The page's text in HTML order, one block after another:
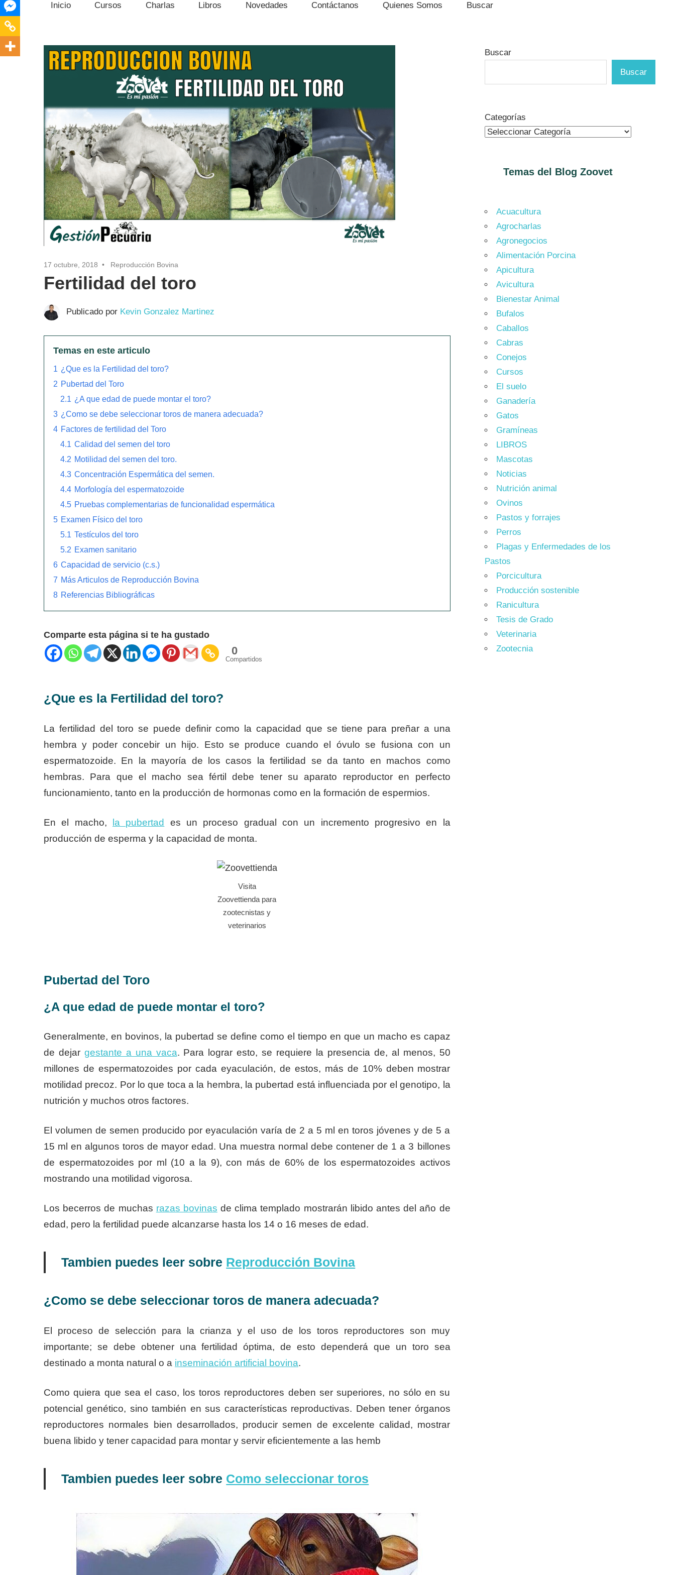
Inicio Cursos Charlas Libros Novedades Contáctanos Quienes Somos Buscar
17 octubre, 2018 Reproducción Bovina
Fertilidad del toro
Publicado por Kevin Gonzalez Martinez
Temas en este articulo
1 ¿Que es la Fertilidad del toro?
2 Pubertad del Toro
2.1 ¿A que edad de puede montar el toro?
3 ¿Como se debe seleccionar toros de manera adecuada?
4 Factores de fertilidad del Toro
4.1 Calidad del semen del toro
4.2 Motilidad del semen del toro.
4.3 Concentración Espermática del semen.
4.4 Morfología del espermatozoide
4.5 Pruebas complementarias de funcionalidad espermática
5 Examen Físico del toro
5.1 Testículos del toro
5.2 Examen sanitario
6 Capacidad de servicio (c.s.)
7 Más Articulos de Reproducción Bovina
8 Referencias Bibliográficas
Comparte esta página si te ha gustado
0
Compartidos
¿Que es la Fertilidad del toro?
La fertilidad del toro se puede definir como la capacidad que se tiene para preñar a una
hembra y poder concebir un hijo. Esto se produce cuando el óvulo se fusiona con un
espermatozoide. En la mayoría de los casos la fertilidad se da tanto en machos como
hembras. Para que el macho sea fértil debe tener su aparato reproductor en perfecto
funcionamiento, tanto en la producción de hormonas como en la formación de espermios.
En el macho, la pubertad
es un proceso gradual con un incremento progresivo en la
producción de esperma y la capacidad de monta.
Visita
Zoovettienda para
zootecnistas y
veterinarios
Pubertad del Toro
¿A que edad de puede montar el toro?
Generalmente, en bovinos, la pubertad se define como el tiempo en que un macho es capaz
de dejar gestante a una vaca. Para lograr esto, se requiere la presencia de, al menos, 50
millones de espermatozoides por cada eyaculación, de estos, más de 10% deben mostrar
motilidad precoz. Por lo que toca a la hembra, la pubertad está influenciada por el genotipo, la
nutrición y muchos otros factores.
El volumen de semen producido por eyaculación varía de 2 a 5 ml en toros jóvenes y de 5 a
15 ml en algunos toros de mayor edad. Una muestra normal debe contener de 1 a 3 billones
de espermatozoides por ml (10 a la 9), con más de 60% de los espermatozoides activos
mostrando una motilidad vigorosa.
Los becerros de muchas razas bovinas de clima templado mostrarán libido antes del año de
edad, pero la fertilidad puede alcanzarse hasta los 14 o 16 meses de edad.
Tambien puedes leer sobre Reproducción Bovina
¿Como se debe seleccionar toros de manera adecuada?
El proceso de selección para la crianza y el uso de los toros reproductores son muy
importante; se debe obtener una fertilidad óptima, de esto dependerá que un toro sea
destinado a monta natural o a inseminación artificial bovina.
Como quiera que sea el caso, los toros reproductores deben ser superiores, no sólo en su
potencial genético, sino también en sus características reproductivas. Deben tener órganos
reproductores normales bien desarrollados, producir semen de excelente calidad, mostrar
buena libido y tener capacidad para montar y servir eficientemente a las hemb
Tambien puedes leer sobre Como seleccionar toros
Buscar
Buscar
Categorías
Temas del Blog Zoovet
Acuacultura
Agrocharlas
Agronegocios
Alimentación Porcina
Apicultura
Avicultura
Bienestar Animal
Bufalos
Caballos
Cabras
Conejos
Cursos
El suelo
Ganadería
Gatos
Gramíneas
LIBROS
Mascotas
Noticias
Nutrición animal
Ovinos
Pastos y forrajes
Perros
Plagas y Enfermedades de los
Pastos
Porcicultura
Producción sostenible
Ranicultura
Tesis de Grado
Veterinaria
Zootecnia